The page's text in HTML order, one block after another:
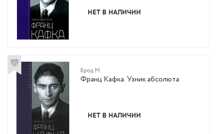
НЕТ В НАЛИЧИИ
Брод М.
Франц Кафка. Узник абсолюта
НЕТ В НАЛИЧИИ